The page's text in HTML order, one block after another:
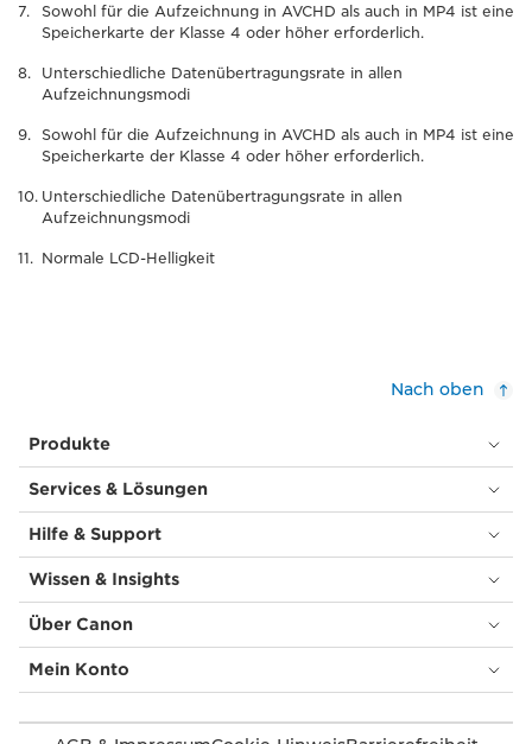
Sowohl für die Aufzeichnung in AVCHD als auch in MP4 ist eine
Speicherkarte der Klasse 4 oder höher erforderlich.
Unterschiedliche Datenübertragungsrate in allen
Aufzeichnungsmodi
Sowohl für die Aufzeichnung in AVCHD als auch in MP4 ist eine
Speicherkarte der Klasse 4 oder höher erforderlich.
Unterschiedliche Datenübertragungsrate in allen
Aufzeichnungsmodi
Normale LCD-Helligkeit
Nach oben
Produkte
Services & Lösungen
Hilfe & Support
Wissen & Insights
Über Canon
Mein Konto